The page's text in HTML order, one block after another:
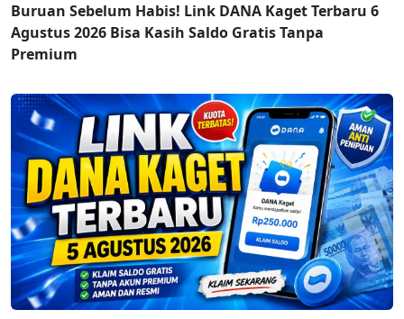
Buruan Sebelum Habis! Link DANA Kaget Terbaru 6
Agustus 2026 Bisa Kasih Saldo Gratis Tanpa
Premium